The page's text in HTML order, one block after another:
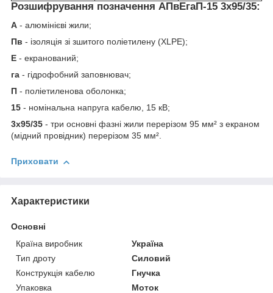
Розшифрування позначення АПвЕгаП‑15 3х95/35:
А - алюмінієві жили;
Пв - ізоляція зі зшитого поліетилену (XLPE);
Е - екранований;
га - гідрофобний заповнювач;
П - поліетиленова оболонка;
15 - номінальна напруга кабелю, 15 кВ;
3х95/35 - три основні фазні жили перерізом 95 мм² з екраном
(мідний провідник) перерізом 35 мм².
Приховати
Характеристики
Основні
Країна виробник
Україна
Тип дроту
Силовий
Конструкція кабелю
Гнучка
Упаковка
Моток